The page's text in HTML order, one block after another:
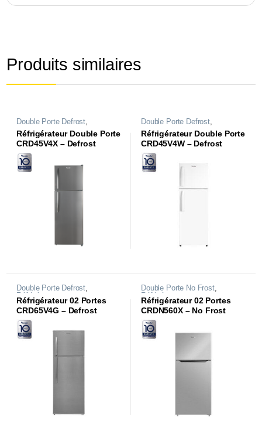
Produits similaires
Double Porte Defrost,
Réfrigérateurs
Réfrigérateur Double Porte
CRD45V4X – Defrost
Double Porte Defrost,
Réfrigérateurs
Réfrigérateur Double Porte
CRD45V4W – Defrost
Double Porte Defrost,
Réfrigérateurs
Réfrigérateur 02 Portes
CRD65V4G – Defrost
Double Porte No Frost,
Réfrigérateurs
Réfrigérateur 02 Portes
CRDN560X – No Frost